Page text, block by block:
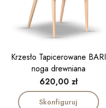
Krzesło Tapicerowane BARI
noga drewniana
Cena
620,00 zł
Skonfiguruj